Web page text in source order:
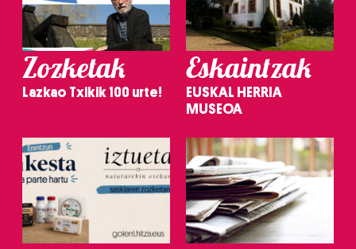
Zozketak
Lazkao Txikik 100 urte!
Eskaintzak
EUSKAL HERRIA
MUSEOA